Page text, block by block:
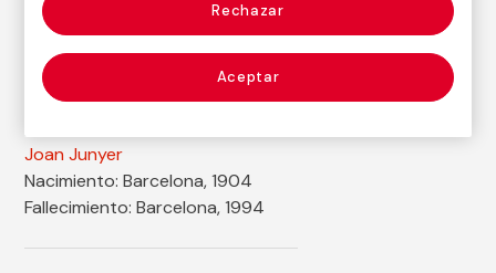
Inscripción/Leyenda
Firmado en la parte inferior izquierda: “Junyer 33”
Joan Junyer
Nacimiento: Barcelona, 1904
Fallecimiento: Barcelona, 1994
Rechazar
Aceptar